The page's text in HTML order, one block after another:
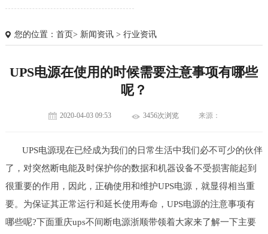
您的位置： 首页> 新闻资讯> 行业资讯
UPS电源在使用的时候需要注意事项有哪些
呢？
2020-04-03 09:53 3456次浏览 来源：
UPS电源现在已经成为我们的日常生活中我们必不可少的伙伴
了，对突然断电能及时保护你的数据和机器设备不受损害能起到
很重要的作用，因此，正确使用和维护UPS电源，就显得相当重
要。为保证其正常运行和延长使用寿命，UPS电源的注意事项有
哪些呢?下面重庆ups不间断电源浙顺带领着大家来了解一下主要